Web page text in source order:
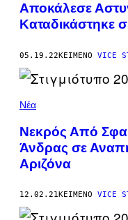
Αποκάλεσε
Καταδικάστηκε
05.19.22ΚΕΊΜΕΝΟ VICE
Νέα
Νεκρός Από
Άνδρας σε
Αριζόνα
12.02.21ΚΕΊΜΕΝΟ VICE